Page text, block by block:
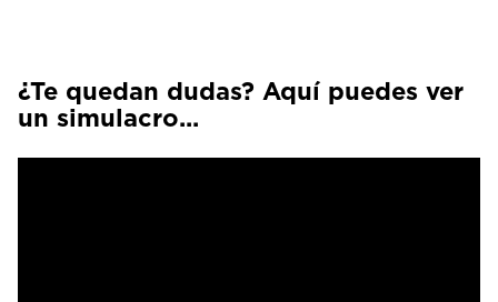
¿Te quedan dudas? Aquí puedes ver
un simulacro...